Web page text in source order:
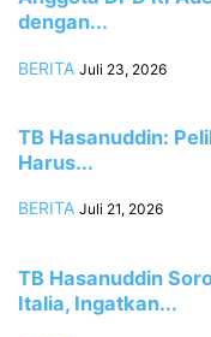
dengan...
BERITA Juli 23, 2026
TB Hasanuddin:
Harus...
BERITA Juli 21, 2026
TB Hasanuddin
Italia, Ingatkan...